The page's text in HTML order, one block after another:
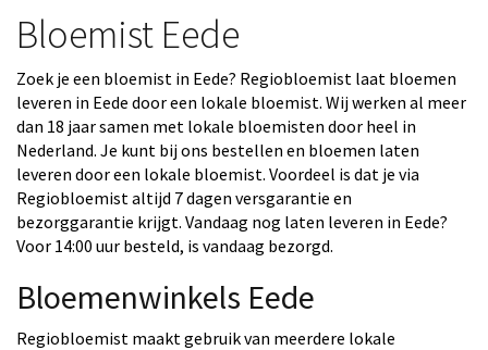
Bloemist Eede
Zoek je een bloemist in Eede? Regiobloemist laat bloemen
leveren in Eede door een lokale bloemist. Wij werken al meer
dan 18 jaar samen met lokale bloemisten door heel in
Nederland. Je kunt bij ons bestellen en bloemen laten
leveren door een lokale bloemist. Voordeel is dat je via
Regiobloemist altijd 7 dagen versgarantie en
bezorggarantie krijgt. Vandaag nog laten leveren in Eede?
Voor 14:00 uur besteld, is vandaag bezorgd.
Bloemenwinkels Eede
Regiobloemist maakt gebruik van meerdere lokale